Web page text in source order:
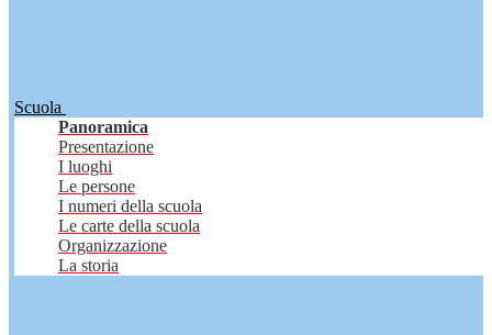
Scuola
Panoramica
Presentazione
I luoghi
Le persone
I numeri della scuola
Le carte della scuola
Organizzazione
La storia